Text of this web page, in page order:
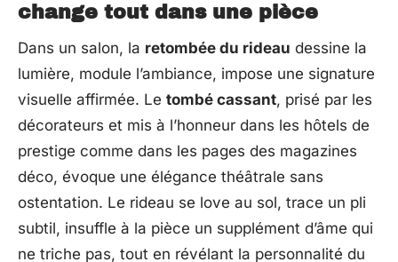
change tout dans une pièce
Dans un salon, la retombée du rideau dessine la
lumière, module l’ambiance, impose une signature
visuelle affirmée. Le tombé cassant, prisé par les
décorateurs et mis à l’honneur dans les hôtels de
prestige comme dans les pages des magazines
déco, évoque une élégance théâtrale sans
ostentation. Le rideau se love au sol, trace un pli
subtil, insuffle à la pièce un supplément d’âme qui
ne triche pas, tout en révélant la personnalité du